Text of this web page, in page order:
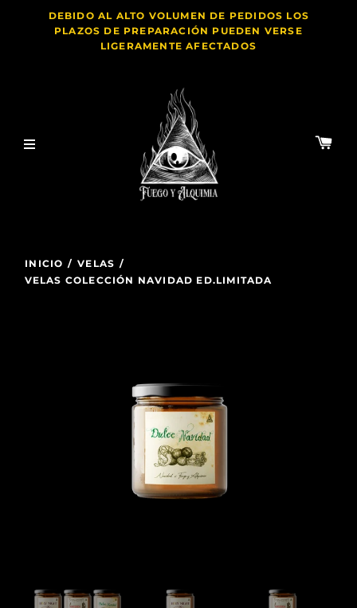
DEBIDO AL ALTO VOLUMEN DE PEDIDOS LOS
PLAZOS DE PREPARACIÓN PUEDEN VERSE
LIGERAMENTE AFECTADOS
INICIO / VELAS /
VELAS COLECCIÓN NAVIDAD ED.LIMITADA